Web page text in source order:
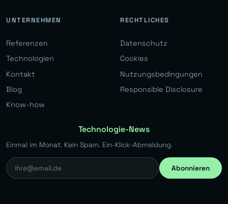
UNTERNEHMEN
Referenzen
Technologien
Kontakt
Blog
Know-how
RECHTLICHES
Datenschutz
Cookies
Nutzungsbedingungen
Responsible Disclosure
Technologie-News
Einmal im Monat. Kein Spam. Ein-Klick-Abmeldung.
Abonnieren